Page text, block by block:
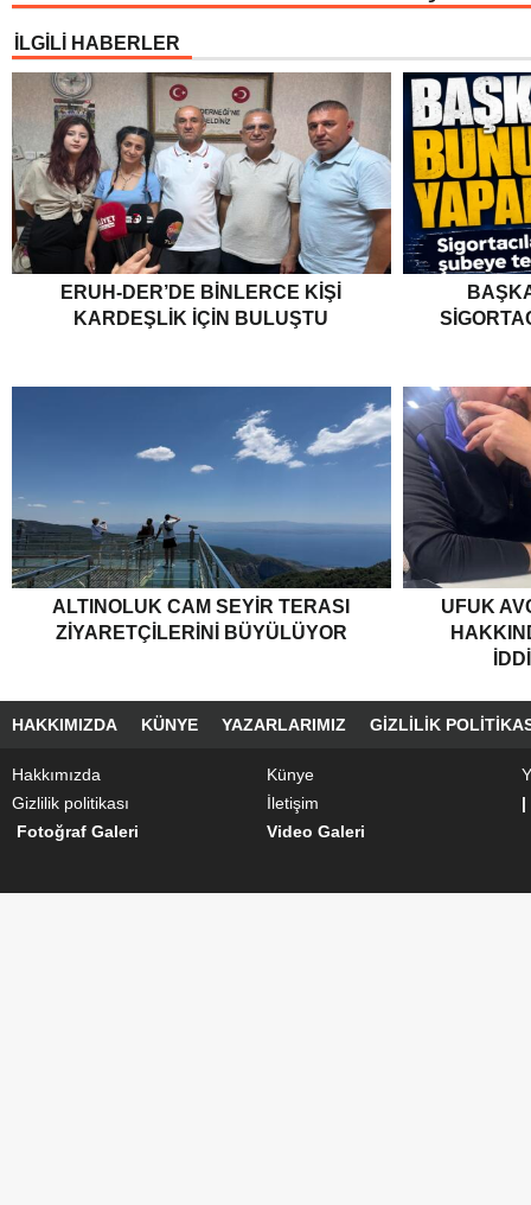
İLGİLİ HABERLER
ERUH-DER’DE BINLERCE KIŞI
KARDEŞLIK İÇIN BULUŞTU
ALTINOLUK CAM SEYIR TERASI
ZIYARETÇILERINI BÜYÜLÜYOR
UFUK
HAKKIMIZDA KÜNYE YAZARLARIMIZ GIZLILIK
Hakkımızda Künye
Gizlilik politikası
İletişim
|
Fotoğraf Galeri
Video Galeri